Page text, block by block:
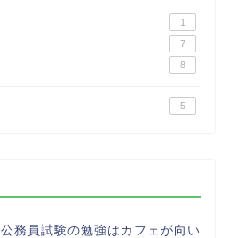
1
7
8
5
公務員試験の勉強はカフェが向い